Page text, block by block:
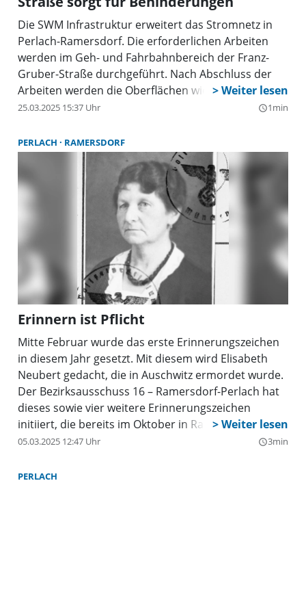
auswählen zu dürfen. Betreut werden die Ausgaben
von Ehrenamtlichen, die darauf achten, dass am
Ende jeder etwas bekommt, berichtet die Leiterin
des Nachbarschaftstreffs, Sonja Gruber.
Die SWM Infrastruktur erweitert das Stromnetz in
Perlach-Ramersdorf. Die erforderlichen Arbeiten
werden im Geh- und Fahrbahnbereich der Franz-
Gruber-Straße durchgeführt. Nach Abschluss der
Arbeiten werden die Oberflächen wiederhergestellt.
25.03.2025 15:37 Uhr query_builder1min
PERLACH RAMERSDORF
Erinnern ist Pflicht
Mitte Februar wurde das erste Erinnerungszeichen
in diesem Jahr gesetzt. Mit diesem wird Elisabeth
Neubert gedacht, die in Auschwitz ermordet wurde.
Der Bezirksausschuss 16 – Ramersdorf-Perlach hat
dieses sowie vier weitere Erinnerungszeichen
initiiert, die bereits im Oktober in Ramersdorf
gesetzt wurden. In Zuge dessen wurde eine Tafel für
in der Iblherstraße 6 angebracht.
05.03.2025 12:47 Uhr query_builder3min
PERLACH